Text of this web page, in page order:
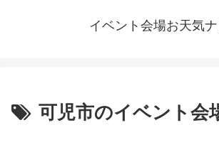
イベント会場お天気
可児市のイベント会